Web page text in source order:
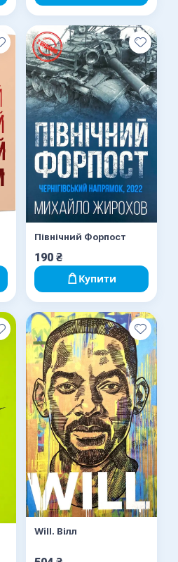
Північний Форпост
190 ₴
Купити
Will. Вілл